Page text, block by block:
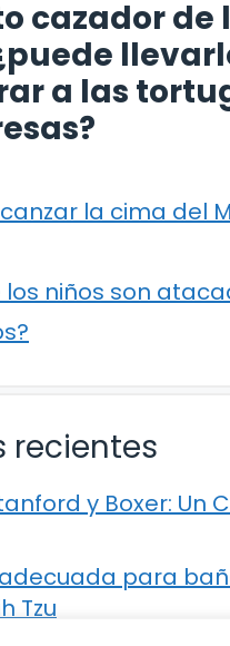
cazador de
a las
la cima del
los niños son
recientes
y Boxer: Un
para
Tzu